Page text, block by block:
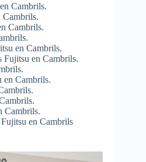
Cambrils.
Cambrils.
Cambrils.
en Cambrils.
Fujitsu en Cambrils.
en Cambrils.
Cambrils.
en Cambrils